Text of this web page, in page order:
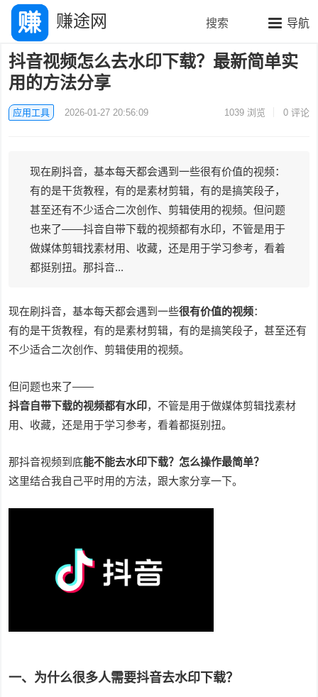
赚途网 导航
搜索
抖音视频怎么去水印下载？最新简单实
用的方法分享
应用工具 2026-01-27 20:56:09 1039浏览 0 评论
现在刷抖音，基本每天都会遇到一些很有价值的视频：
有的是干货教程，有的是素材剪辑，有的是搞笑段子，
甚至还有不少适合二次创作、剪辑使用的视频。但问题
也来了——抖音自带下载的视频都有水印，不管是用于
做媒体剪辑找素材用、收藏，还是用于学习参考，看着
都挺别扭。那抖音...
现在刷抖音，基本每天都会遇到一些很有价值的视频：
有的是干货教程，有的是素材剪辑，有的是搞笑段子，甚至还有
不少适合二次创作、剪辑使用的视频。
但问题也来了——
抖音自带下载的视频都有水印，不管是用于做媒体剪辑找素材
用、收藏，还是用于学习参考，看着都挺别扭。
那抖音视频到底能不能去水印下载？怎么操作最简单？
这里结合我自己平时用的方法，跟大家分享一下。
一、为什么很多人需要抖音去水印下载？